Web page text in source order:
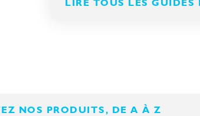
NOS PRODUITS, DE A À Z
LIRE TOUS LES GUIDES
tapis de vestiaire sont
pour une large
nus.